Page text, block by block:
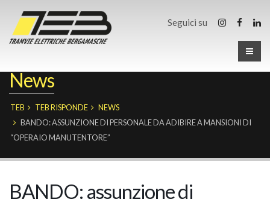
Seguici su
News
TEB TEB RISPONDE
NEWS
BANDO: ASSUNZIONE DI PERSONALE DA ADIBIRE A MANSIONI DI
“OPERAIO MANUTENTORE”
BANDO: assunzione di